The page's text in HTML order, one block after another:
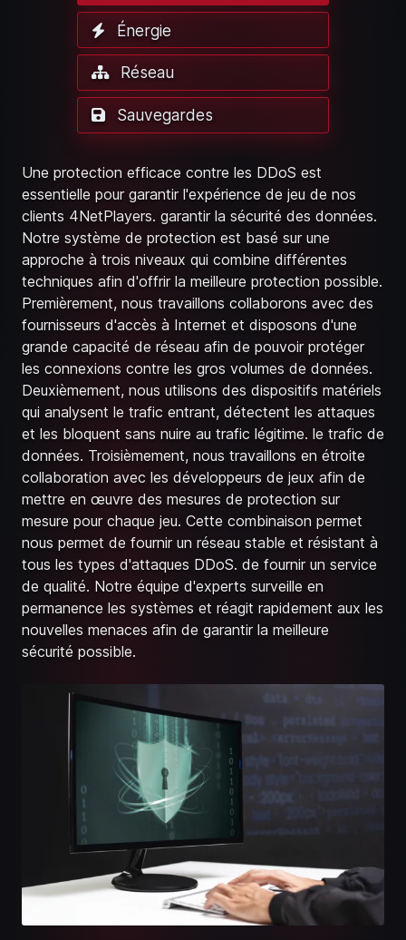
Énergie
Réseau
Sauvegardes
Une protection efficace contre les DDoS est
essentielle pour garantir l'expérience de jeu de nos
clients 4NetPlayers. garantir la sécurité des données.
Notre système de protection est basé sur une
approche à trois niveaux qui combine différentes
techniques afin d'offrir la meilleure protection possible.
Premièrement, nous travaillons collaborons avec des
fournisseurs d'accès à Internet et disposons d'une
grande capacité de réseau afin de pouvoir protéger
les connexions contre les gros volumes de données.
Deuxièmement, nous utilisons des dispositifs matériels
qui analysent le trafic entrant, détectent les attaques
et les bloquent sans nuire au trafic légitime. le trafic de
données. Troisièmement, nous travaillons en étroite
collaboration avec les développeurs de jeux afin de
mettre en œuvre des mesures de protection sur
mesure pour chaque jeu. Cette combinaison permet
nous permet de fournir un réseau stable et résistant à
tous les types d'attaques DDoS. de fournir un service
de qualité. Notre équipe d'experts surveille en
permanence les systèmes et réagit rapidement aux les
nouvelles menaces afin de garantir la meilleure
sécurité possible.